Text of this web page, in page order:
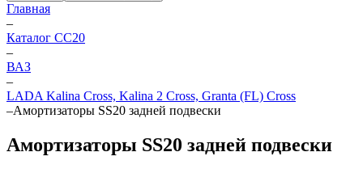
Главная
–
Каталог CC20
–
ВАЗ
–
LADA Kalina Cross, Kalina 2 Cross, Granta (FL) Cross
–Амортизаторы SS20 задней подвески
Амортизаторы SS20 задней подвески